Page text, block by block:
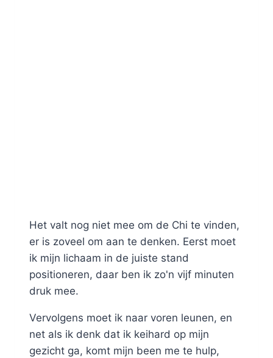
Het valt nog niet mee om de Chi te vinden,
er is zoveel om aan te denken. Eerst moet
ik mijn lichaam in de juiste stand
positioneren, daar ben ik zo'n vijf minuten
druk mee.
Vervolgens moet ik naar voren leunen, en
net als ik denk dat ik keihard op mijn
gezicht ga, komt mijn been me te hulp,